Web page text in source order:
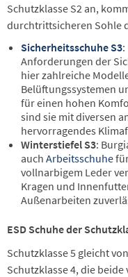
Schutzklasse S2 an,
durchtrittsicheren Sohle
Sicherheitsschuhe S3
Anforderungen der
hier zahlreiche
Belüftungssystemen
für einen hohen
sind sie mit diversen
hervorragendes
Winterstiefel S3:
auch Arbeitsschuhe
vollnarbigem Leder
Kragen und
Außenarbeiten
ESD Schuhe der
Schutzklasse 5 gleicht
Schutzklasse 4, die